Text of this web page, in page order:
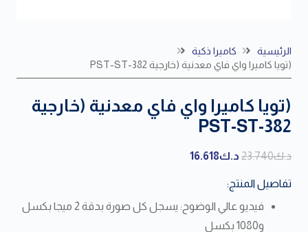
الرئيسية
كاميرا ذكية
(تويا كاميرا واي فاي معدنية (خارجية PST-ST-382
(تويا كاميرا واي فاي معدنية (خارجية
PST-ST-382
د.ك23.740 السعر
هو:
د.ك23.740.
د.ك16.618السعر
د.ك16.618.
تفاصيل المنتج:
فيديو عالي الوضوح: يسجل كل صورة بدقة 2 ميجا بكسل
و1080 بكسل